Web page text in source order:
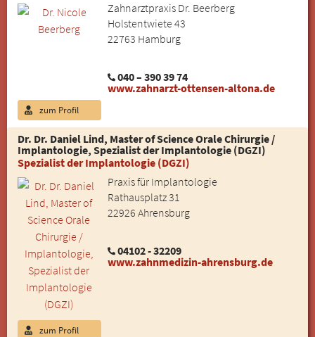
Zahnarztpraxis Dr. Beerberg
Holstentwiete 43
22763 Hamburg
040 – 390 39 74
www.zahnarzt-ottensen-altona.de
zum Profil
Dr. Dr. Daniel Lind, Master of Science Orale Chirurgie /
Implantologie, Spezialist der Implantologie (DGZI)
Spezialist der Implantologie (DGZI)
Praxis für Implantologie
Rathausplatz 31
22926 Ahrensburg
04102 - 32209
www.zahnmedizin-ahrensburg.de
zum Profil